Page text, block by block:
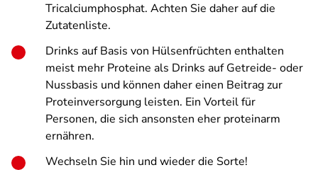
Tricalciumphosphat. Achten Sie daher auf die
Zutatenliste.
Drinks auf Basis von Hülsenfrüchten enthalten
meist mehr Proteine als Drinks auf Getreide- oder
Nussbasis und können daher einen Beitrag zur
Proteinversorgung leisten. Ein Vorteil für
Personen, die sich ansonsten eher proteinarm
ernähren.
Wechseln Sie hin und wieder die Sorte!